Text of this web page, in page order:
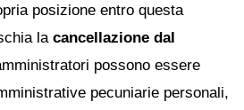
posizione entro questa
la cancellazione dal
possono essere
pecuniarie personali,